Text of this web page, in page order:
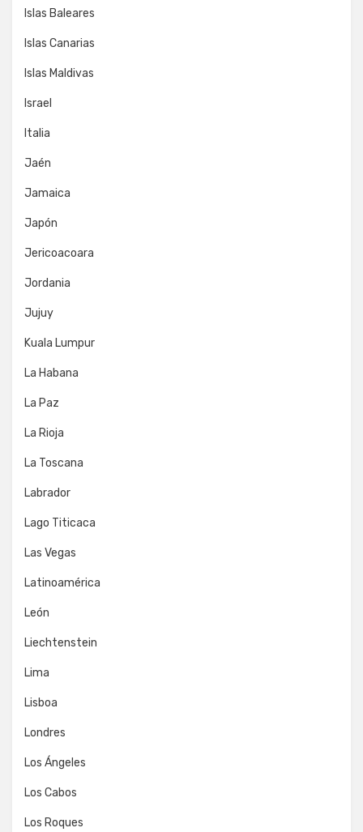
Islas Baleares
Islas Canarias
Islas Maldivas
Israel
Italia
Jaén
Jamaica
Japón
Jericoacoara
Jordania
Jujuy
Kuala Lumpur
La Habana
La Paz
La Rioja
La Toscana
Labrador
Lago Titicaca
Las Vegas
Latinoamérica
León
Liechtenstein
Lima
Lisboa
Londres
Los Ángeles
Los Cabos
Los Roques